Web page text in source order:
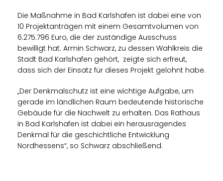
Die Maßnahme in Bad Karlshafen ist dabei eine von
10 Projektanträgen mit einem Gesamtvolumen von
6.275.796 Euro, die der zuständige Ausschuss
bewilligt hat. Armin Schwarz, zu dessen Wahlkreis die
Stadt Bad Karlshafen gehört, zeigte sich erfreut,
dass sich der Einsatz für dieses Projekt gelohnt habe.
Der Denkmalschutz ist eine wichtige Aufgabe, um
gerade im ländlichen Raum bedeutende historische
Gebäude für die Nachwelt zu erhalten. Das Rathaus
in Bad Karlshafen ist dabei ein herausragendes
Denkmal für die geschichtliche Entwicklung
Nordhessens“, so Schwarz abschließend.